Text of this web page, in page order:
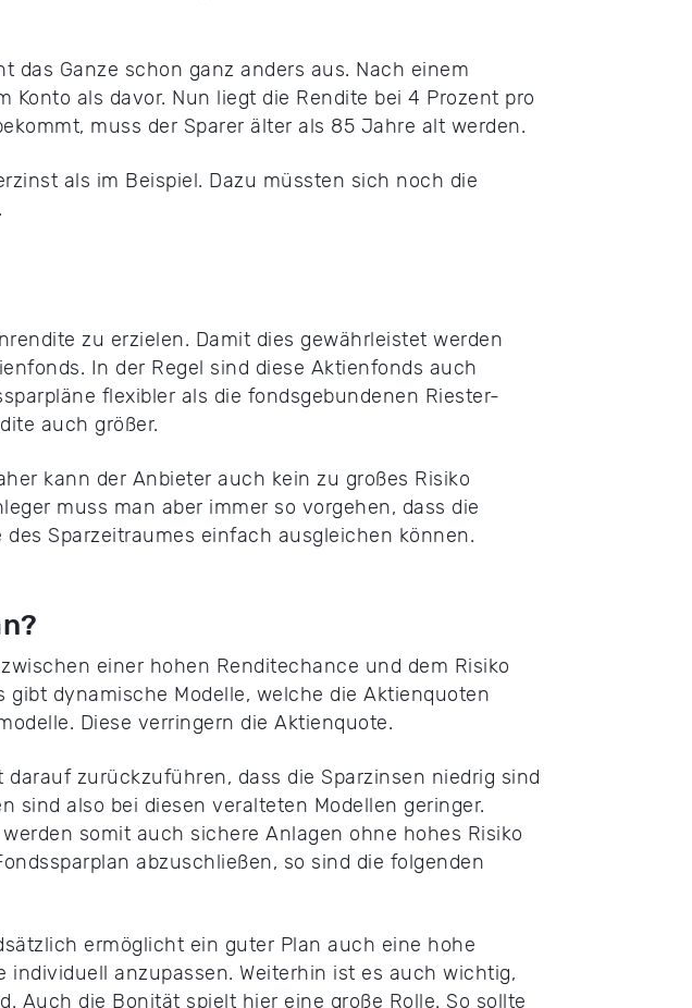
das Ganze schon ganz anders aus. Nach einem
als davor. Nun liegt die Rendite bei 4 Prozent pro
muss der Sparer älter als 85 Jahre alt werden.
als im Beispiel. Dazu müssten sich noch die
zu erzielen. Damit dies gewährleistet werden
In der Regel sind diese Aktienfonds auch
flexibler als die fondsgebundenen Riester-
auch größer.
kann der Anbieter auch kein zu großes Risiko
muss man aber immer so vorgehen, dass die
Sparzeitraumes einfach ausgleichen können.
einer hohen Renditechance und dem Risiko
dynamische Modelle, welche die Aktienquoten
Diese verringern die Aktienquote.
zurückzuführen, dass die Sparzinsen niedrig sind
sind also bei diesen veralteten Modellen geringer.
somit auch sichere Anlagen ohne hohes Risiko
abzuschließen, so sind die folgenden
ermöglicht ein guter Plan auch eine hohe
anzupassen. Weiterhin ist es auch wichtig,
Auch die Bonität spielt hier eine große Rolle. So sollte